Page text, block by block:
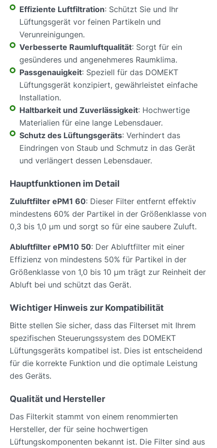
Effiziente Luftfiltration: Schützt Sie und Ihr
Lüftungsgerät vor feinen Partikeln und
Verunreinigungen.
Verbesserte Raumluftqualität: Sorgt für ein
gesünderes und angenehmeres Raumklima.
Passgenauigkeit: Speziell für das DOMEKT
Lüftungsgerät konzipiert, gewährleistet einfache
Installation.
Haltbarkeit und Zuverlässigkeit: Hochwertige
Materialien für eine lange Lebensdauer.
Schutz des Lüftungsgeräts: Verhindert das
Eindringen von Staub und Schmutz in das Gerät
und verlängert dessen Lebensdauer.
Hauptfunktionen im Detail
Zuluftfilter ePM1 60: Dieser Filter entfernt effektiv
mindestens 60% der Partikel in der Größenklasse von
0,3 bis 1,0 µm und sorgt so für eine saubere Zuluft.
Abluftfilter ePM10 50: Der Abluftfilter mit einer
Effizienz von mindestens 50% für Partikel in der
Größenklasse von 1,0 bis 10 µm trägt zur Reinheit der
Abluft bei und schützt das Gerät.
Wichtiger Hinweis zur Kompatibilität
Bitte stellen Sie sicher, dass das Filterset mit Ihrem
spezifischen Steuerungssystem des DOMEKT
Lüftungsgeräts kompatibel ist. Dies ist entscheidend
für die korrekte Funktion und die optimale Leistung
des Geräts.
Qualität und Hersteller
Das Filterkit stammt von einem renommierten
Hersteller, der für seine hochwertigen
Lüftungskomponenten bekannt ist. Die Filter sind aus